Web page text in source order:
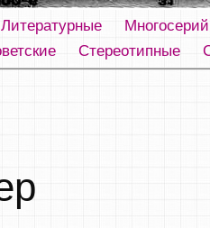
Литературные
Стереотипные